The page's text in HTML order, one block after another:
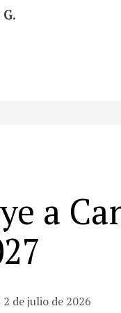
a
2 de julio de 2026